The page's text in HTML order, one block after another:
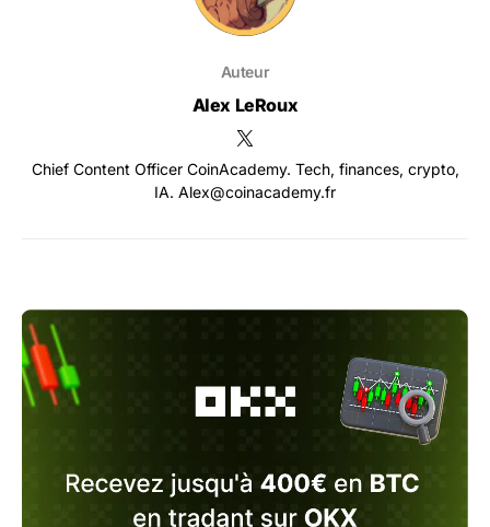
Auteur
Alex LeRoux
Chief Content Officer CoinAcademy. Tech, finances, crypto,
IA. Alex@coinacademy.fr